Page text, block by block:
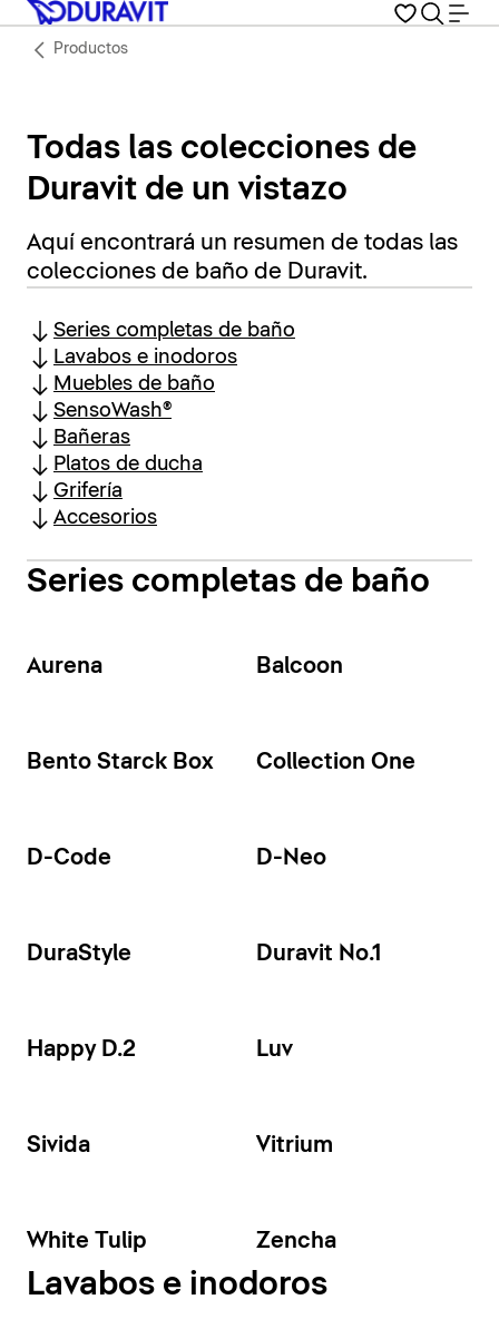
Productos
Todas las colecciones de
Duravit de un vistazo
Aquí encontrará un resumen de todas las
colecciones de baño de Duravit.
Series completas de baño
Lavabos e inodoros
Muebles de baño
SensoWash®
Bañeras
Platos de ducha
Grifería
Accesorios
Series completas de baño
Aurena Balcoon
Bento Starck Box Collection One
D-Code D-Neo
DuraStyle Duravit No.1
Happy D.2 Luv
Sivida Vitrium
White Tulip Zencha
Lavabos e inodoros